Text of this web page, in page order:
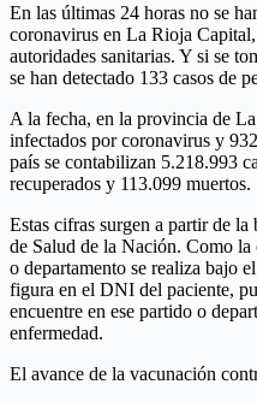
En las últimas 24 horas no se
coronavirus en La Rioja
autoridades sanitarias. Y si se
se han detectado 133 casos de
A la fecha, en la provincia de
infectados por coronavirus y
país se contabilizan 5.218.993
recuperados y 113.099 muertos.
Estas cifras surgen a partir de
de Salud de la Nación. Como
o departamento se realiza bajo
figura en el DNI del paciente,
encuentre en ese partido o
enfermedad.
El avance de la vacunación